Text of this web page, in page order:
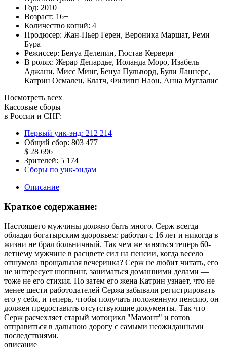
Год: 2010
Возраст: 16+
Количество копий: 4
Продюсер: Жан-Пьер Герен, Вероника Маршат, Реми
Бура
Режиссер: Бенуа Делепин, Гюстав Керверн
В ролях: Жерар Депардье, Иоланда Моро, Изабель
Аджани, Мисс Минг, Бенуа Пульворд, Були Ланнерс,
Катрин Осмален, Блатч, Филипп Наон, Анна Муглалис
Посмотреть всех
Кассовые сборы
в России и СНГ:
Первый уик-энд: 212 214
Общий сбор: 803 477
$ 28 696
Зрителей: 5 174
Сборы по уик-эндам
Описание
Краткое содержание:
Настоящего мужчины должно быть много. Серж всегда
обладал богатырским здоровьем: работал с 16 лет и никогда в
жизни не брал больничный. Так чем же заняться теперь 60-
летнему мужчине в расцвете сил на пенсии, когда весело
отшумела прощальная вечеринка? Серж не любит читать, его
не интересует шоппинг, заниматься домашними делами —
тоже не его стихия. Но затем его жена Катрин узнает, что не
менее шести работодателей Сержа забывали регистрировать
его у себя, и теперь, чтобы получать положенную пенсию, он
должен предоставить отсутствующие документы. Так что
Серж расчехляет старый мотоцикл "Мамонт" и готов
отправиться в дальнюю дорогу с самыми неожиданными
последствиями.
описание